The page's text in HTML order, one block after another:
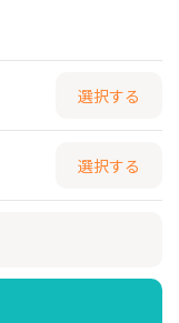
選択する
選択する